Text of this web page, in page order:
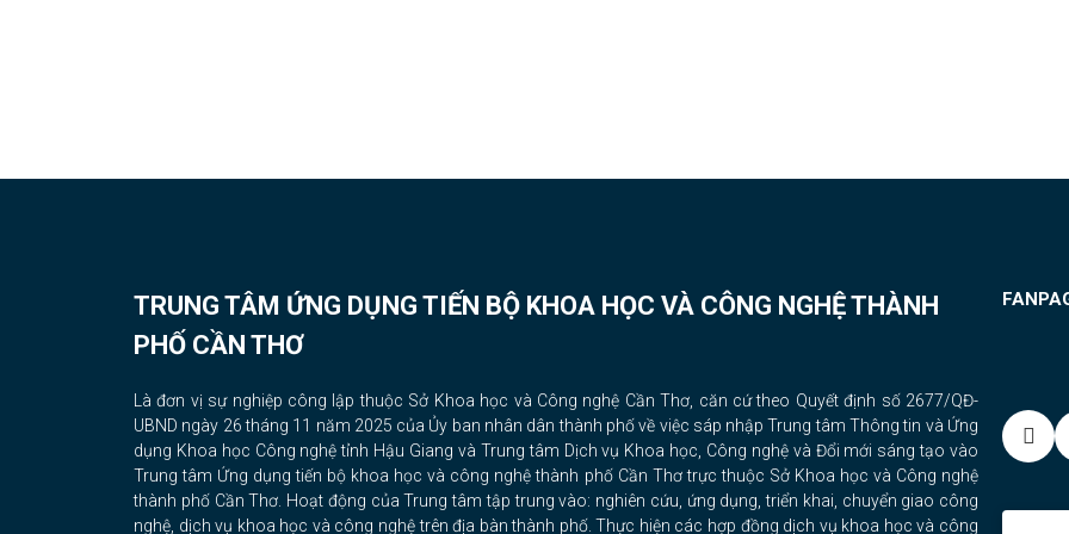
TRUNG TÂM ỨNG DỤNG TIẾN BỘ KHOA HỌC VÀ CÔNG NGHỆ THÀNH
PHỐ CẦN THƠ
Là đơn vị sự nghiệp công lập thuộc Sở Khoa học và Công nghệ Cần Thơ, căn cứ theo Quyết định số 2677/QĐ-
UBND ngày 26 tháng 11 năm 2025 của Ủy ban nhân dân thành phố về việc sáp nhập Trung tâm Thông tin và Ứng
dụng Khoa học Công nghệ tỉnh Hậu Giang và Trung tâm Dịch vụ Khoa học, Công nghệ và Đổi mới sáng tạo vào
Trung tâm Ứng dụng tiến bộ khoa học và công nghệ thành phố Cần Thơ trực thuộc Sở Khoa học và Công nghệ
thành phố Cần Thơ. Hoạt động của Trung tâm tập trung vào: nghiên cứu, ứng dụng, triển khai, chuyển giao công
nghệ, dịch vụ khoa học và công nghệ trên địa bàn thành phố. Thực hiện các hợp đồng dịch vụ khoa học và công